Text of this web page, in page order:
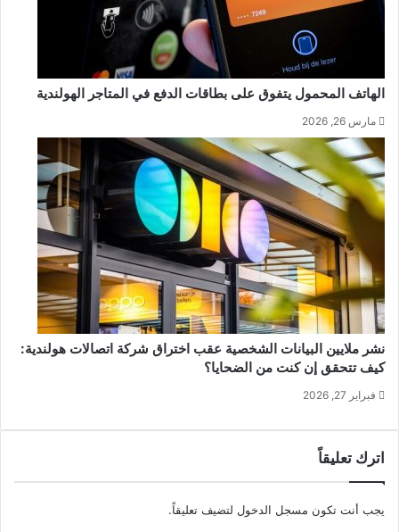
الهاتف المحمول يتفوق على بطاقات الدفع في المتاجر الهولندية
مارس 26, 2026
نشر ملايين البيانات الشخصية عقب اختراق شركة اتصالات هولندية:
كيف تتحقق إن كنت من الضحايا؟
فبراير 27, 2026
اترك تعليقاً
يجب أنت تكون مسجل الدخول لتضيف تعليقاً.